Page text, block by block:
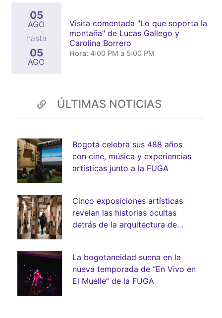
05
AGO
hasta
05
AGO
Visita comentada "Lo que soporta la
montaña" de Lucas Gallego y
Carolina Borrero
Hora: 4:00 PM a 5:00 PM
ÚLTIMAS NOTICIAS
Bogotá celebra sus 488 años
con cine, música y experiencias
artísticas junto a la FUGA
Cinco exposiciones artísticas
revelan las historias ocultas
detrás de la arquitectura de
La bogotaneidad suena en la
nueva temporada de “En Vivo en
El Muelle” de la FUGA